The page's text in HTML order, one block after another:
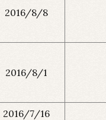
2016/8/8
2016/8/1
2016/7/16